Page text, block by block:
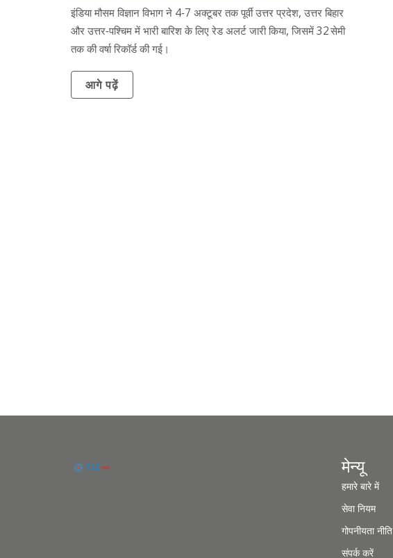
इंडिया मौसम विज्ञान विभाग ने 4‑7 अक्टूबर तक पूर्वी उत्तर प्रदेश, उत्तर बिहार
और उत्तर‑पश्चिम में भारी बारिश के लिए रेड अलर्ट जारी किया, जिसमें 32 सेमी
तक की वर्षा रिकॉर्ड की गई।
आगे पढ़ें
मेन्यू
हमारे बारे में
सेवा नियम
गोपनीयता नीति
संपर्क करें